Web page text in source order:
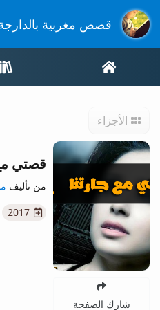
قصص مغربية
الصفحة الرئيسية
الأجزاء
شارك الصفحة
قصتي مع
من تأليف
2017